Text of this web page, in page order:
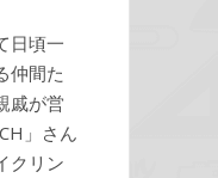
日頃一
仲間た
戚が営
」さん
クリン